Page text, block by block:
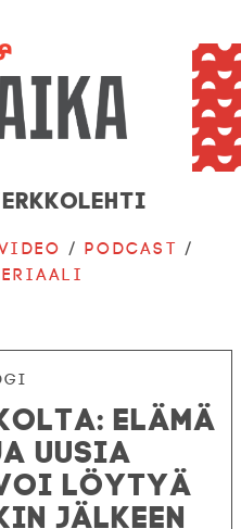
/Podcast /
Elämä
uusia
löytyä
jälkeen